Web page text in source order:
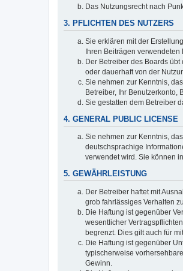
Das Nutzungsrecht nach
3. PFLICHTEN DES NUTZERS
Sie erklären mit der
Ihren Beiträgen verwendeten
Der Betreiber des Boards
oder dauerhaft von der
Sie nehmen zur Kenntnis,
Betreiber, Ihr Benutzerkonto,
Sie gestatten dem Betreiber
4. GENERAL PUBLIC LICENSE
Sie nehmen zur Kenntnis,
deutschsprachige
verwendet wird. Sie können
5. GEWÄHRLEISTUNG
Der Betreiber haftet mit
grob fahrlässiges Verhalten
Die Haftung ist gegenüber
wesentlicher
begrenzt. Dies gilt auch für
Die Haftung ist gegenüber
typischerweise
Gewinn.